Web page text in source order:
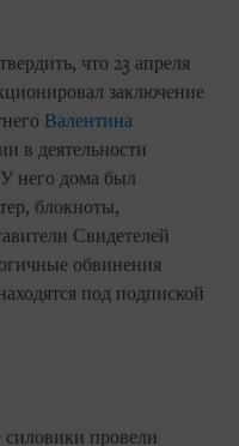
что 23 апреля
заключение
Валентина
в деятельности
него дома был
блокноты,
Свидетелей
обвинения
под подпиской
провели